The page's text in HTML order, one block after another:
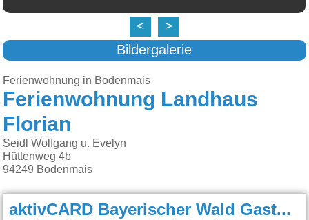
< >
Bildergalerie
Ferienwohnung in Bodenmais
Ferienwohnung Landhaus
Florian
Seidl Wolfgang u. Evelyn
Hüttenweg 4b
94249 Bodenmais
aktivCARD Bayerischer Wald Gastgeber: